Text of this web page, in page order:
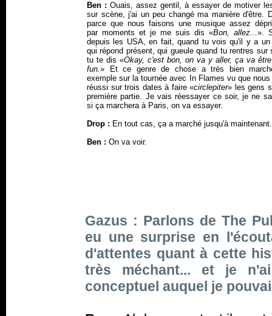
Ben : Ouais, assez gentil, à essayer de motiver
sur scène, j'ai un peu changé ma manière d'être.
parce que nous faisons une musique assez
par moments et je me suis dis «Bon, allez...».
depuis les USA, en fait, quand tu vois qu'il y a un
qui répond présent, qui gueule quand tu rentres sur
tu te dis «Okay, c'est bon, on va y aller, ça va
fun.» Et ce genre de chose a très bien
exemple sur la tournée avec In Flames vu que
réussi sur trois dates à faire «circlepiter» les gens
première partie. Je vais réessayer ce soir, je ne
si ça marchera à Paris, on va essayer.
Drop : En tout cas, ça a marché jusqu'à maintenant.
Ben : On va voir.
Gazus : Parlons de The
eu une surprise en
d'attentes quant à cette
très méchant... et je
conceptuel auquel je